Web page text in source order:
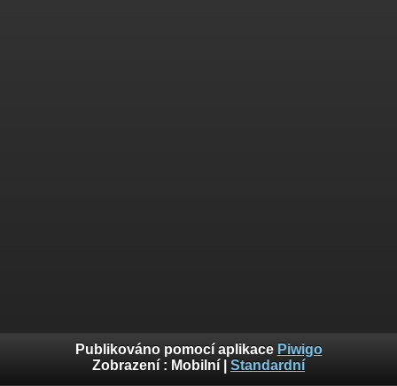
Publikováno pomocí aplikace Piwigo
Zobrazení : Mobilní Standardní